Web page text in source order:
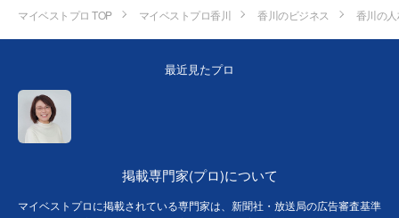
マイベストプロ TOP マイベストプロ香川 香川のビジネス 香川の
最近見たプロ
掲載専門家(プロ)について
マイベストプロに掲載されている専門家は、新聞社・放送局の広告審査基準